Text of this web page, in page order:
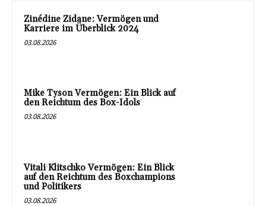
Zinédine Zidane: Vermögen und
Karriere im Überblick 2024
03.08.2026
Mike Tyson Vermögen: Ein Blick auf
den Reichtum des Box-Idols
03.08.2026
Vitali Klitschko Vermögen: Ein Blick
auf den Reichtum des Boxchampions
und Politikers
03.08.2026